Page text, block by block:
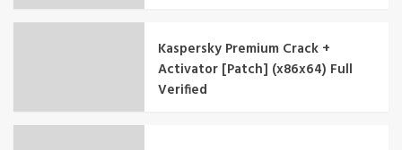
Kaspersky Premium Crack +
Activator [Patch] (x86x64) Full
Verified